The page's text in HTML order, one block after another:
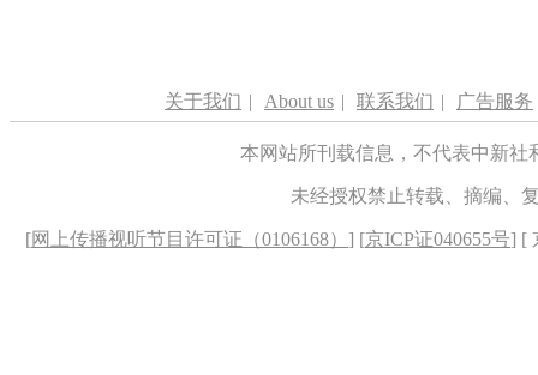
关于我们 | About us | 联系我们 | 广告服务
本网站所刊载信息，不代表中新
未经授权禁止转载、摘编、
[网上传播视听节目许可证（0106168） ] [京ICP证040655号] [